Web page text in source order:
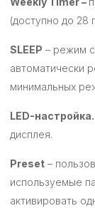
(доступно до 28
SLEEP – режим
автоматически
минимальных
LED-настройка.
дисплея.
Preset –
используемые
активировать